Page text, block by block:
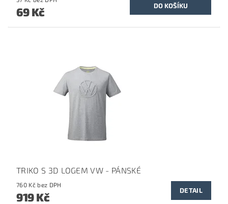
69 Kč
TRIKO S 3D LOGEM VW - PÁNSKÉ
760 Kč bez DPH
919 Kč DETAIL